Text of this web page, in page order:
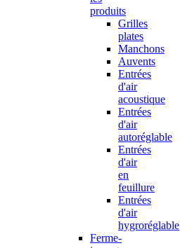
produits
Grilles
plates
Manchons
Auvents
Entrées
d'air
acoustique
Entrées
d'air
autoréglable
Entrées
d'air
en
feuillure
Entrées
d'air
hygroréglable
Ferme-